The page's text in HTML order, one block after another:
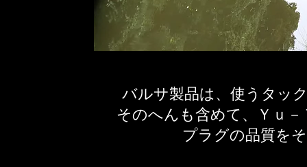
バルサ製品は、使うタッ
そのへんも含めて、Ｙｕ
プラグの品質を